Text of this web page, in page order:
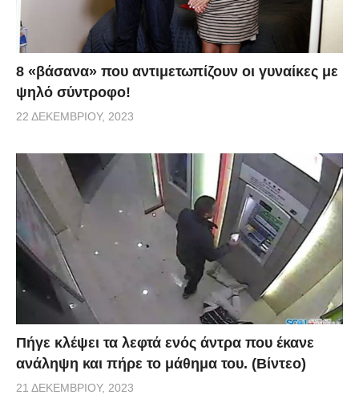
8 «βάσανα» που αντιμετωπίζουν οι γυναίκες με
ψηλό σύντροφο!
22 ΔΕΚΕΜΒΡΊΟΥ, 2023
Πήγε κλέψει τα λεφτά ενός άντρα που έκανε
ανάληψη και πήρε το μάθημα του. (Βίντεο)
21 ΔΕΚΕΜΒΡΊΟΥ, 2023